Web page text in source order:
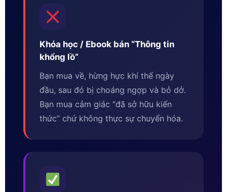
Khóa học / Ebook bán “Thông tin
khổng lồ”
Bạn mua về, hừng hực khí thế ngày
đầu, sau đó bị choáng ngợp và bỏ dở.
Bạn mua cảm giác “đã sở hữu kiến
thức” chứ không thực sự chuyển hóa.